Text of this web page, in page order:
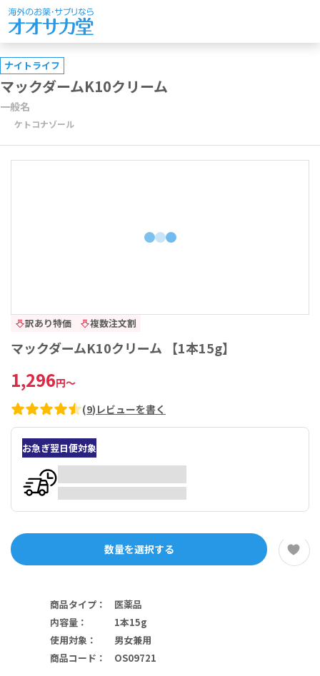
ナイトライフ
マックダームK10クリーム
一般名
ケトコナゾール
訳あり特価 複数注文割
マックダームK10クリーム 【1本15g】
1,296円～
(9) レビューを書く
お急ぎ翌日便対象
数量を選択する
商品タイプ ：
医薬品
内容量 ：
1本15g
使用対象 ：
男女兼用
商品コード ： OS09721